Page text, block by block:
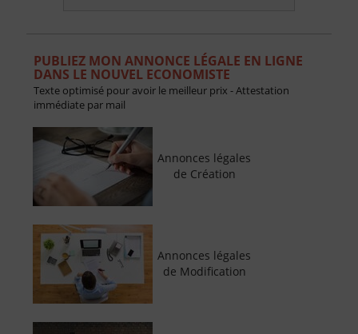
PUBLIEZ MON ANNONCE LÉGALE EN LIGNE
DANS LE NOUVEL ECONOMISTE
Texte optimisé pour avoir le meilleur prix - Attestation
immédiate par mail
Annonces légales
de Création
Annonces légales
de Modification